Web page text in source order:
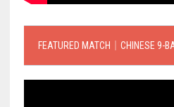
FEATURED MATCH｜CHINESE 9-